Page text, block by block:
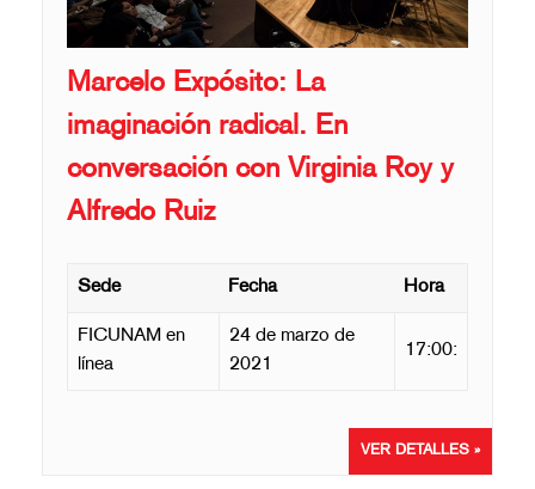
Marcelo Expósito: La
imaginación radical. En
conversación con Virginia Roy y
Alfredo Ruiz
Sede Fecha Hora
FICUNAM en
línea
24 de marzo de
2021
17:00:
VER DETALLES »